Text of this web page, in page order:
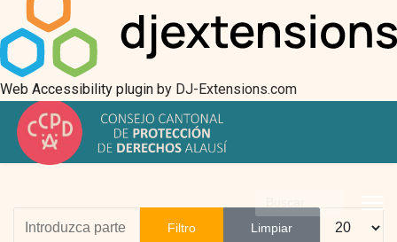
Web Accessibility plugin by DJ-Extensions.com
Introduzca parte del título
Filtro Limpiar
Cantidad